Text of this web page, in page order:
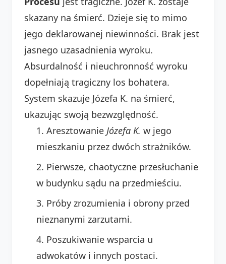
skazany na śmierć. Dzieje się to mimo
jego deklarowanej niewinności. Brak jest
jasnego uzasadnienia wyroku.
Absurdalność i nieuchronność wyroku
dopełniają tragiczny los bohatera.
System skazuje Józefa K. na śmierć,
ukazując swoją bezwzględność.
Aresztowanie Józefa K. w jego
mieszkaniu przez dwóch strażników.
Pierwsze, chaotyczne przesłuchanie
w budynku sądu na przedmieściu.
Próby zrozumienia i obrony przed
nieznanymi zarzutami.
Poszukiwanie wsparcia u
adwokatów i innych postaci.